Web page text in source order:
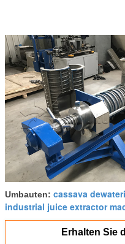
Umbauten: cassava
industrial juice extractor
Erhalten Sie